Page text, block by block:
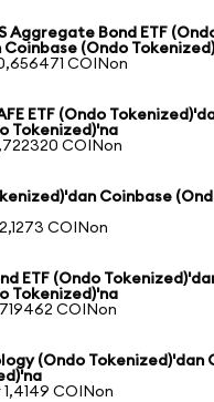
Aggregate Bond ETF
Coinbase (Ondo
COINon
ETF (Ondo
Tokenized)'na
COINon
Coinbase
COINon
ETF (Ondo
Tokenized)'na
COINon
(Ondo Tokenized)'dan
COINon